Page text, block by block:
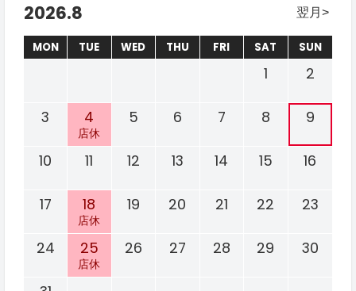
翌月
2026.8
MON TUE WED THU FRI SAT SUN
1 2
3 4
店休
5 6 7 8 9
10 11 12 13 14 15 16
17 18
店休
19 20 21 22 23
24 25
店休
26 27 28 29 30